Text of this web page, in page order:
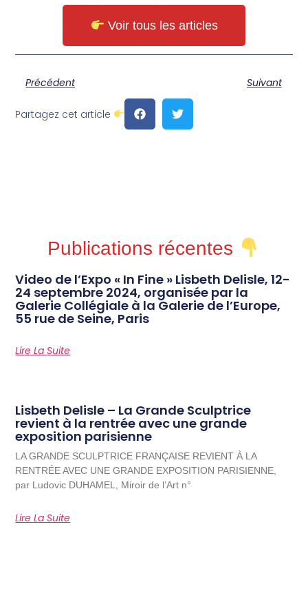
Voir tous les articles
Précédent Suivant
Partagez cet article
Publications récentes
Video de l’Expo « In Fine » Lisbeth Delisle, 12-
24 septembre 2024, organisée par la
Galerie Collégiale à la Galerie de l’Europe,
55 rue de Seine, Paris
Lire La Suite
Lisbeth Delisle – La Grande Sculptrice
revient à la rentrée avec une grande
exposition parisienne
LA GRANDE SCULPTRICE FRANÇAISE REVIENT À LA
RENTRÉE AVEC UNE GRANDE EXPOSITION PARISIENNE,
par Ludovic DUHAMEL, Miroir de l’Art n°
Lire La Suite